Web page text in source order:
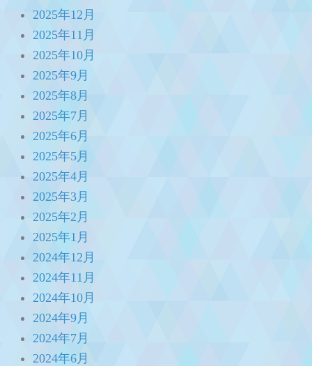
2025年12月
2025年11月
2025年10月
2025年9月
2025年8月
2025年7月
2025年6月
2025年5月
2025年4月
2025年3月
2025年2月
2025年1月
2024年12月
2024年11月
2024年10月
2024年9月
2024年7月
2024年6月